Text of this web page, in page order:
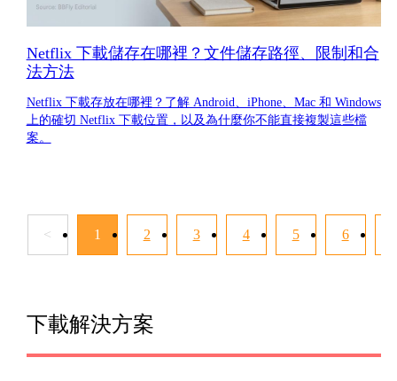
Netflix 下載儲存在哪裡？文件儲存路徑、限制和合
法方法
Netflix 下載存放在哪裡？了解 Android、iPhone、Mac 和 Windows
上的確切 Netflix 下載位置，以及為什麼你不能直接複製這些檔
案。
< 1 2 3 4 5 6
下載解決方案